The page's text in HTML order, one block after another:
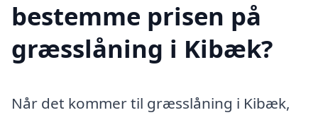
bestemme prisen på
græsslåning i Kibæk?
Når det kommer til græsslåning i Kibæk,